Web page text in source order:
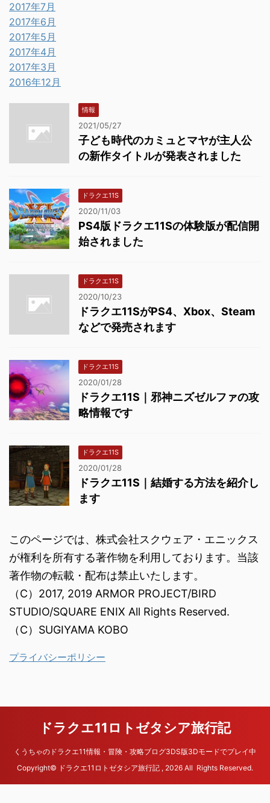
2017年7月
2017年6月
2017年5月
2017年4月
2017年3月
2016年12月
情報
2021/05/27
子ども時代のカミュとマヤが主人公
の新作タイトルが発表されました
ドラクエ11S
2020/11/03
PS4版ドラクエ11Sの体験版が配信開
始されました
ドラクエ11S
2020/10/23
ドラクエ11SがPS4、Xbox、Steam
などで発売されます
ドラクエ11S
2020/01/28
ドラクエ11S｜邪神ニズゼルファの攻
略情報です
ドラクエ11S
2020/01/28
ドラクエ11S｜結婚する方法を紹介し
ます
このページでは、株式会社スクウェア・エニックス
が権利を所有する著作物を利用しております。当該
著作物の転載・配布は禁止いたします。
（C）2017, 2019 ARMOR PROJECT/BIRD
STUDIO/SQUARE ENIX All Rights Reserved.
（C）SUGIYAMA KOBO
プライバシーポリシー
ドラクエ11ロトゼタシア旅行記
くうちゃのドラクエ11情報・冒険・攻略ブログ3DS版3Dモードでプレイ中
Copyright© ドラクエ11ロトゼタシア旅行記 , 2026 All Rights Reserved.